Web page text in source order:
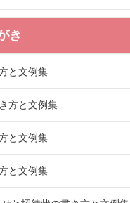
き
と文例集
方と文例集
と文例集
と文例集